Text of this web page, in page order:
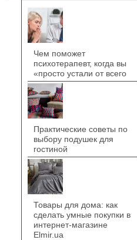
Чем поможет
психотерапевт, когда вы
«просто устали от всего
Практические советы по
выбору подушек для
гостиной
Товары для дома: как
сделать умные покупки в
интернет-магазине
Elmir.ua